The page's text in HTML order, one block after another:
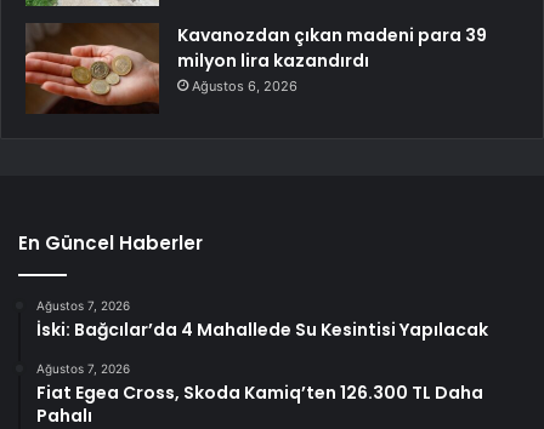
Kavanozdan çıkan madeni para 39
milyon lira kazandırdı
Ağustos 6, 2026
En Güncel Haberler
Ağustos 7, 2026
İski: Bağcılar’da 4 Mahallede Su Kesintisi Yapılacak
Ağustos 7, 2026
Fiat Egea Cross, Skoda Kamiq’ten 126.300 TL Daha
Pahalı